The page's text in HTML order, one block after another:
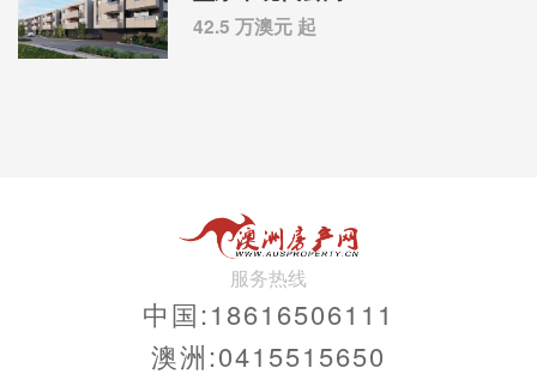
42.5 万澳元 起
服务热线
中国:18616506111
澳洲:0415515650